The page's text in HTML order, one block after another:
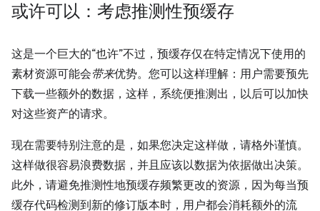
或许可以：考虑推测性预缓存
这是一个巨大的“也许”不过，预缓存仅在特定情况下使用的
素材资源可能会带来优势。您可以这样理解：用户需要预先
下载一些额外的数据，这样，系统便推测出，以后可以加快
对这些资产的请求。
现在需要特别注意的是，如果您决定这样做，请格外谨慎。
这样做很容易浪费数据，并且应该以数据为依据做出决策。
此外，请避免推测性地预缓存频繁更改的资源，因为每当预
缓存代码检测到新的修订版本时，用户都会消耗额外的流